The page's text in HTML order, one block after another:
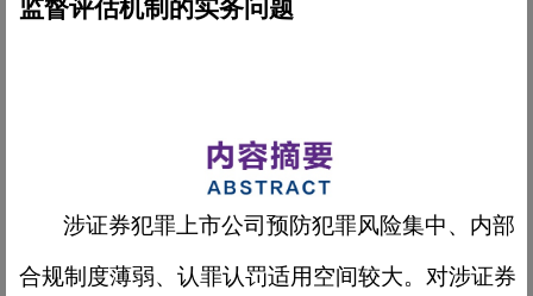
监督评估机制的实务问题
涉证券犯罪上市公司预防犯罪风险集中、内部
合规制度薄弱、认罪认罚适用空间较大。对涉证券